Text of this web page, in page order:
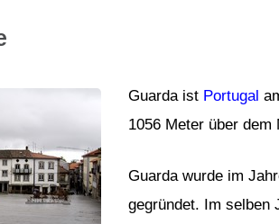
Guarda ist Portugal
1056 Meter über dem
Guarda wurde im
gegründet. Im selben